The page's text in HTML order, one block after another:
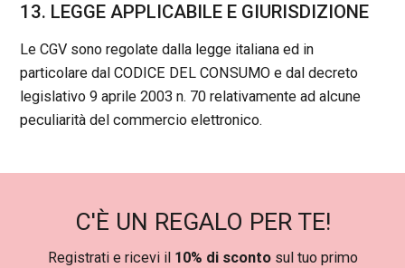
13. LEGGE APPLICABILE E GIURISDIZIONE
Le CGV sono regolate dalla legge italiana ed in
particolare dal CODICE DEL CONSUMO e dal decreto
legislativo 9 aprile 2003 n. 70 relativamente ad alcune
peculiarità del commercio elettronico.
C'È UN REGALO PER TE!
Registrati e ricevi il 10% di scontosul tuo primo